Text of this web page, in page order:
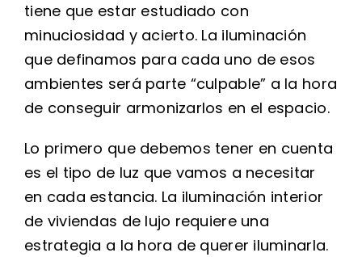
tiene que estar estudiado con
minuciosidad y acierto. La iluminación
que definamos para cada uno de esos
ambientes será parte “culpable” a la hora
de conseguir armonizarlos en el espacio.
Lo primero que debemos tener en cuenta
es el tipo de luz que vamos a necesitar
en cada estancia. La iluminación interior
de viviendas de lujo requiere una
estrategia a la hora de querer iluminarla.